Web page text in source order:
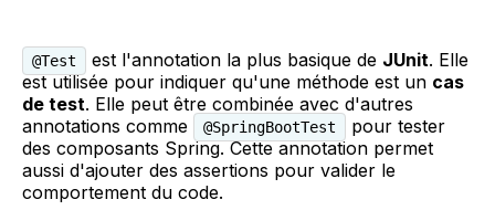
@Test est l'annotation la plus basique de JUnit. Elle
est utilisée pour indiquer qu'une méthode est un cas
de test. Elle peut être combinée avec d'autres
annotations comme
@SpringBootTest
pour tester
des composants Spring. Cette annotation permet
aussi d'ajouter des assertions pour valider le
comportement du code.